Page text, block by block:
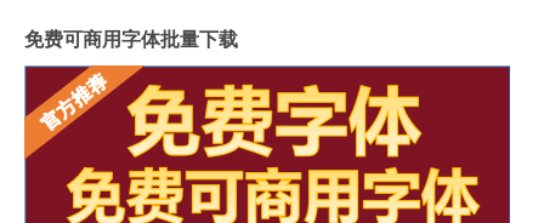
免费可商用字体批量下载